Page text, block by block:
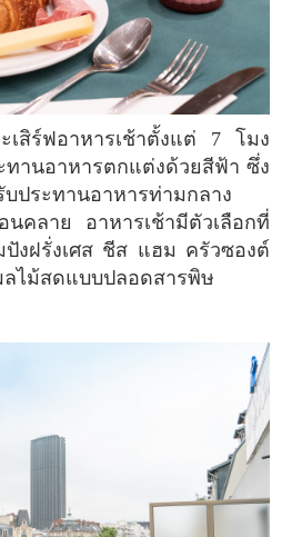
ทานอาหารตกแต่งด้วยสีฟ้า ซึ่ง
ประทานอาหารท่ามกลาง
คลาย อาหารเช้ามีตัวเลือกที่
งฝรั่งเศส ชีส แฮม ครัวซองต์
ลไม้สดแบบปลอดสารพิษ